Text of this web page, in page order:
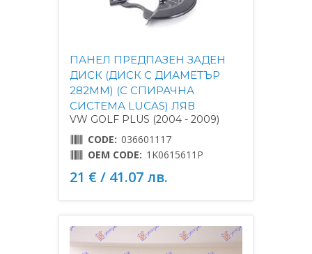
ПАНЕЛ ПРЕДПАЗЕН ЗАДЕН
ДИСК (ДИСК С ДИАМЕТЪР
282MM) (С СПИРАЧНА
СИСТЕМА LUCAS) ЛЯВ
VW GOLF PLUS (2004 - 2009)
CODE: 036601117
OEM CODE: 1K0615611P
21 € / 41.07 лв.